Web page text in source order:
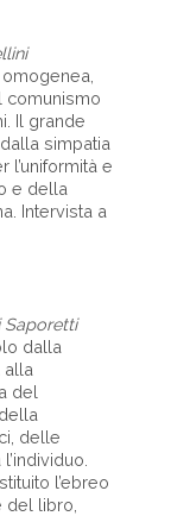
comunismo
Il grande
simpatia
l’uniformità e
e della
Intervista a
Saporetti
dalla
alla
del
delle
l’ebreo
del libro,